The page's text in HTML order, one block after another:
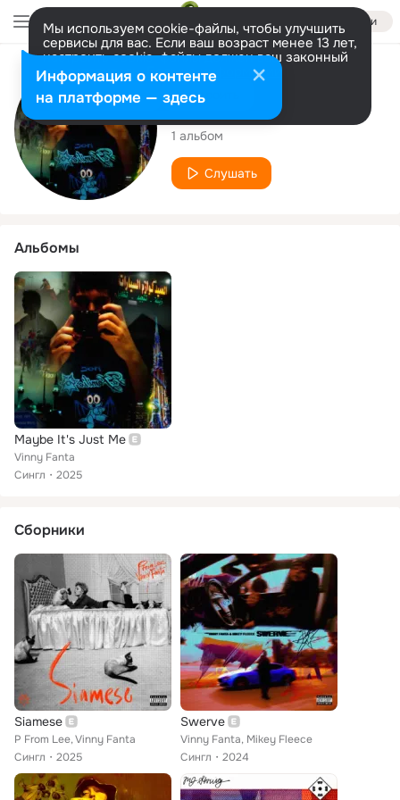
Войти
Мы используем cookie-файлы, чтобы улучшить
сервисы для вас. Если ваш возраст менее 13 лет,
настроить cookie-файлы должен ваш законный
представитель. Больше информации
Разрешить все Настроить
Исполнитель
Vinny Fanta
1 альбом
Слушать
Альбомы
Maybe It's Just Me
Vinny Fanta
Сингл
2025
Сборники
Siamese
P From Lee, Vinny Fanta
Сингл
2025
Swerve
Vinny Fanta, Mikey Fleece
Сингл
2024
Информация о контенте
на платформе — здесь